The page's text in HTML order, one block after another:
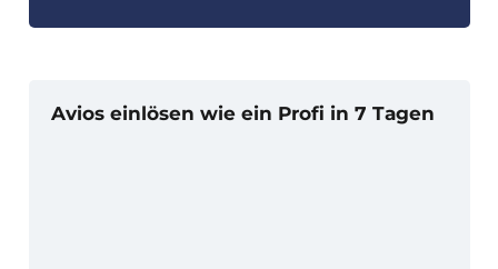
Avios einlösen wie ein Profi in 7 Tagen